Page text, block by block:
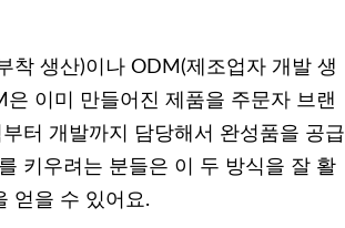
착 생산)이나 ODM(제조업자 개발 생
이미 만들어진 제품을 주문자 브랜
터 개발까지 담당해서 완성품을 공급
키우려는 분들은 이 두 방식을 잘 활
얻을 수 있어요.